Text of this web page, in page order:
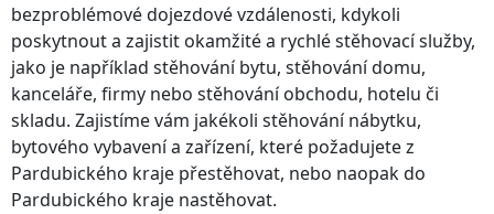
bezproblémové dojezdové vzdálenosti, kdykoli
poskytnout a zajistit okamžité a rychlé stěhovací služby,
jako je například stěhování bytu, stěhování domu,
kanceláře, firmy nebo stěhování obchodu, hotelu či
skladu. Zajistíme vám jakékoli stěhování nábytku,
bytového vybavení a zařízení, které požadujetez
Pardubického kraje přestěhovat, nebo naopakdo
Pardubického kraje nastěhovat.